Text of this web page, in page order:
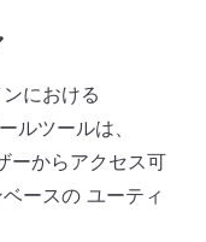
における
ルツールは、
ーからアクセス可
ースの ユーティ